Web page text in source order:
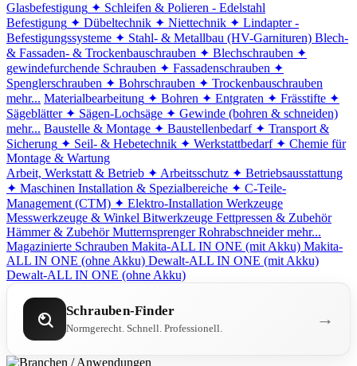
Glasbefestigung ✦ Schleifen & Polieren - Edelstahl
Befestigung ✦ Dübeltechnik ✦ Niettechnik ✦ Lindapter -
Befestigungssysteme ✦ Stahl- & Metallbau (HV-Garnituren) Blech-
& Fassaden- & Trockenbauschrauben ✦ Blechschrauben ✦
gewindefurchende Schrauben ✦ Fassadenschrauben ✦
Spenglerschrauben ✦ Bohrschrauben ✦ Trockenbauschrauben
mehr... Materialbearbeitung ✦ Bohren ✦ Entgraten ✦ Frässtifte ✦
Sägeblätter ✦ Sägen-Lochsäge ✦ Gewinde (bohren & schneiden)
mehr... Baustelle & Montage ✦ Baustellenbedarf ✦ Transport &
Sicherung ✦ Seil- & Hebetechnik ✦ Werkstattbedarf ✦ Chemie für
Montage & Wartung
Arbeit, Werkstatt & Betrieb ✦ Arbeitsschutz ✦ Betriebsausstattung
✦ Maschinen Installation & Spezialbereiche ✦ C-Teile-
Management (CTM) ✦ Elektro-Installation Werkzeuge
Messwerkzeuge & Winkel Bitwerkzeuge Fettpressen & Zubehör
Hämmer & Zubehör Mutternsprenger Rohrabschneider mehr...
Magazinierte Schrauben Makita-ALL IN ONE (mit Akku) Makita-
ALL IN ONE (ohne Akku) Dewalt-ALL IN ONE (mit Akku)
Dewalt-ALL IN ONE (ohne Akku)
Schrauben-Finder
Normgerecht. Schnell. Professionell. →